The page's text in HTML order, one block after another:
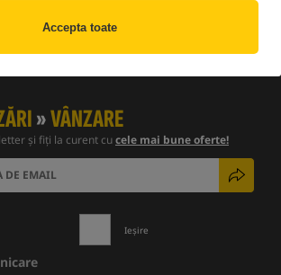
Accepta toate
»VÂNZARE
și fiți la curent cucele mai bune oferte!
Ieșire